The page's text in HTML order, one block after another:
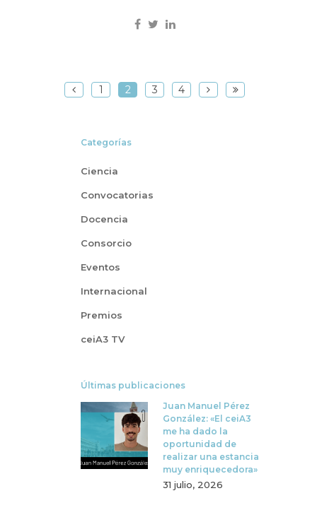
1 2 3 4
Categorías
Ciencia
Convocatorias
Docencia
Consorcio
Eventos
Internacional
Premios
ceiA3 TV
Últimas publicaciones
Juan Manuel Pérez
González: «El ceiA3
me ha dado la
oportunidad de
realizar una estancia
muy enriquecedora»
31 julio, 2026